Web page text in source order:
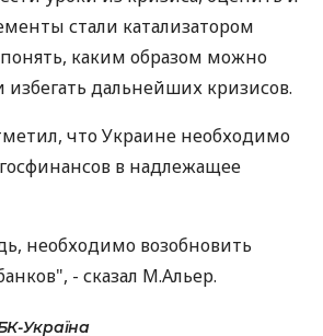
стали катализатором
каким образом можно
дальнейших кризисов.
что Украине необходимо
в надлежащее
необходимо возобновить
- сказал М.Альер.
Україна